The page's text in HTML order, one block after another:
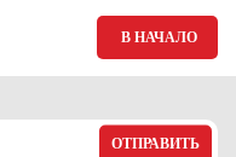
В НАЧАЛО
ОТПРАВИТЬ